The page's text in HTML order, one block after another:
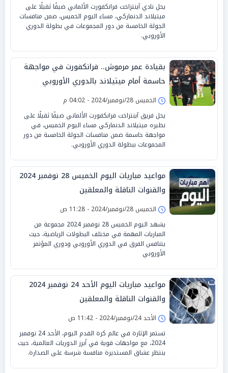
يحل نادي آينتراخت فرانكفورت الألماني ضيفًا ثقيلًا على
ميتيلاند الدنماركي، مساء اليوم الخميس، ضمن منافسات
الجولة الخامسة من دور المجموعات في بطولة الدوري
الأوروبي.
بقيادة عمر مرموش.. فرانكفورت في مواجهة
حاسمة أمام ميتيلاند بالدوري الأوروبي
الخميس 28/نوفمبر/2024 - 04:02 م
يحل فريق آينتراخت فرانكفورت الألماني ضيفًا ثقيلًا على
نظيره ميتيلاند الدنماركي مساء اليوم الخميس، في
مواجهة حاسمة ضمن منافسات الجولة الخامسة من دور
المجموعات ببطولة الدوري الأوروبي.
مواعيد مباريات اليوم الخميس 28 نوفمبر 2024
والقنوات الناقلة والمعلقين
الخميس 28/نوفمبر/2024 - 11:28 ص
يشهد اليوم الخميس 28 نوفمبر 2024 مجموعة من
المباريات المهمة في مختلف البطولات الرياضية، حيث
يتنافس الفرق في الدوري الأوروبي ودوري المؤتمر
الأوروبي
مواعيد مباريات اليوم الأحد 24 نوفمبر 2024
والقنوات الناقلة والمعلقين
الأحد 24/نوفمبر/2024 - 11:42 ص
تستمر الإثارة في عالم كرة القدم اليوم، الأحد 24 نوفمبر
2024، مع مواجهات قوية في أبرز الدوريات العالمية، حيث
ينتظر عشاق المستديرة منافسة شرسة على الصدارة.